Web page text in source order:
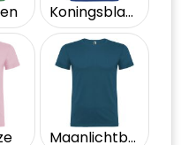
Koningsblauw
Maanlichtblauw